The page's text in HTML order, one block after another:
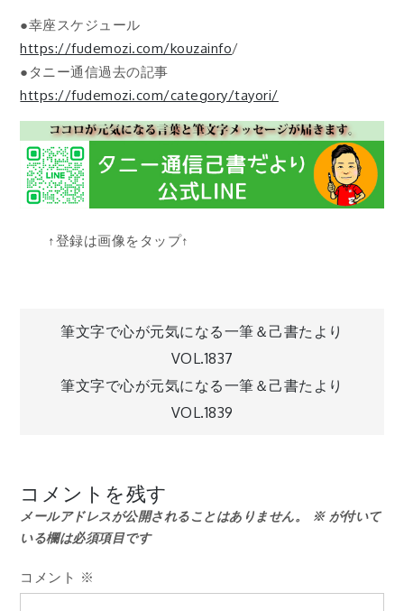
●幸座スケジュール
https://fudemozi.com/kouzainfo/
●タニー通信過去の記事
https://fudemozi.com/category/tayori/
↑登録は画像をタップ↑
投
稿
ビ
ゲ
ー
筆文字で心が元気になる一筆＆己書たより
VOL.1837
筆文字で心が元気になる一筆＆己書たより
VOL.1839
コメントを残す
メールアドレスが公開されることはありません。 ※が付いて
いる欄は必須項目です
コメント ※